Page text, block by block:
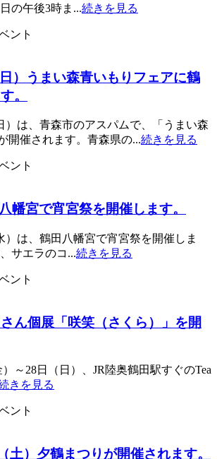
の午後3時ま...続きを見る
ント
）うまい森青いもりフェアに鶴
。
）は、青森市のアスパムで、「うまい森
開催されます。青森県の...続きを見る
ント
幡宮で宵宮祭を開催します。
）は、鶴田八幡宮で宵宮祭を開催しま
サエラのコ...続きを見る
ント
ん個展「咲笑（さくら）」を開
～28日（日）、JR陸奥鶴田駅すぐのTea
きを見る
ント
土）夕鶴まつりが開催されます。